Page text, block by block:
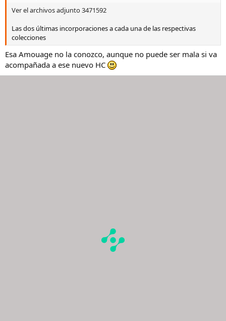
Ver el archivos adjunto 3471592
Las dos últimas incorporaciones a cada una de las respectivas
colecciones
Esa Amouage no la conozco, aunque no puede ser mala si va
acompañada a ese nuevo HC